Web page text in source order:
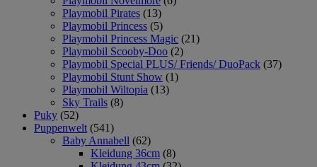
Playmobil Pirates (13)
Playmobil Princess (5)
Playmobil Princess Magic (21)
Playmobil Scooby-Doo (2)
Playmobil Special PLUS/ Friends/ DuoPack (37)
Playmobil Stunt Show (1)
Playmobil Wiltopia (13)
Sky Trails (8)
Puky (52)
Puppenwelt (541)
Baby Annabell (62)
Kleidung 36cm (8)